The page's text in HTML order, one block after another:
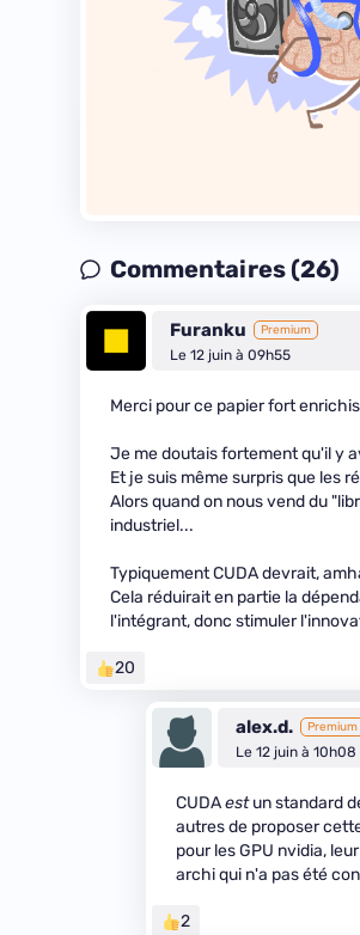
Commentaires (26)
Furanku Premium
Le 12 juin à 09h55
Merci pour ce papier fort
Je me doutais fortement qu'il y
Et je suis même surpris que les
Alors quand on nous vend du
industriel...
Typiquement CUDA devrait,
Cela réduirait en partie la
l'intégrant, donc stimuler
20
alex.d. Premium
Le 12 juin à 10h08
CUDAestun standard
autres de proposer
pour les GPU nvidia,
archi qui n'a pas été
2